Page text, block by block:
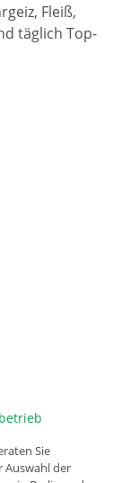
Fleiß,
täglich Top-
Sie
Auswahl der